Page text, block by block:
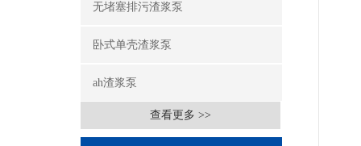
无堵塞排污渣浆泵
卧式单壳渣浆泵
ah渣浆泵
查看更多 >>